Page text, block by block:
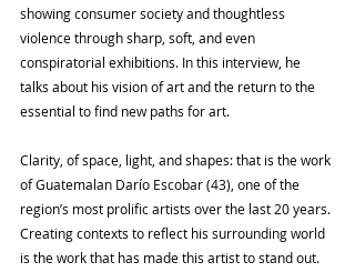
showing consumer society and thoughtless
violence through sharp, soft, and even
conspiratorial exhibitions. In this interview, he
talks about his vision of art and the return to the
essential to find new paths for art.
Clarity, of space, light, and shapes: that is the work
of Guatemalan Darío Escobar (43), one of the
region’s most prolific artists over the last 20 years.
Creating contexts to reflect his surrounding world
is the work that has made this artist to stand out.